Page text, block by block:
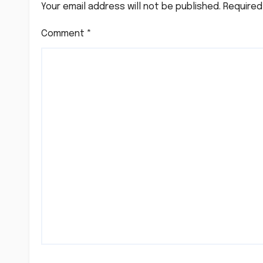
Your email address will not be published.
Comment *